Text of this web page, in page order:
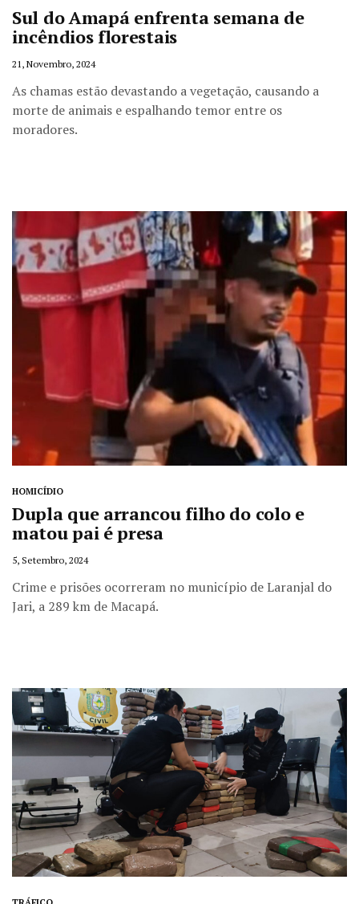
Sul do Amapá enfrenta semana de
incêndios florestais
21, Novembro, 2024
As chamas estão devastando a vegetação, causando a
morte de animais e espalhando temor entre os
moradores.
HOMICÍDIO
Dupla que arrancou filho do colo e
matou pai é presa
5, Setembro, 2024
Crime e prisões ocorreram no município de Laranjal do
Jari, a 289 km de Macapá.